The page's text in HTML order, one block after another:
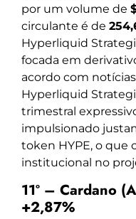
por um volume de
circulante é de
Hyperliquid
focada em
acordo com
Hyperliquid
trimestral
impulsionado
token HYPE, o que
institucional no
11º – Cardano
+2,87%